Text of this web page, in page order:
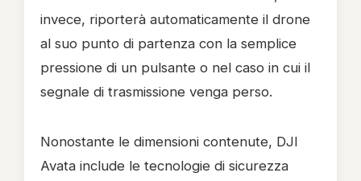
invece, riporterà automaticamente il drone
al suo punto di partenza con la semplice
pressione di un pulsante o nel caso in cui il
segnale di trasmissione venga perso.
Nonostante le dimensioni contenute, DJI
Avata include le tecnologie di sicurezza